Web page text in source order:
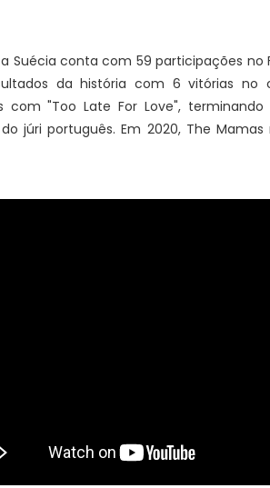
Suécia conta com 59 participações no
da história com 6 vitórias no
com "Too Late For Love",
júri português. Em 2020, The